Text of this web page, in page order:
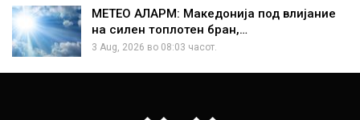
МЕТЕО АЛАРМ: Македонија под влијание
на силен топлотен бран,…
3 Aug, 2026 во 08:03 часот.